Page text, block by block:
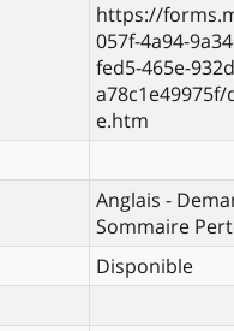
https://
057f-4a94-
fed5-465e-
e.htm
Anglais -
Sommaire
Disponible